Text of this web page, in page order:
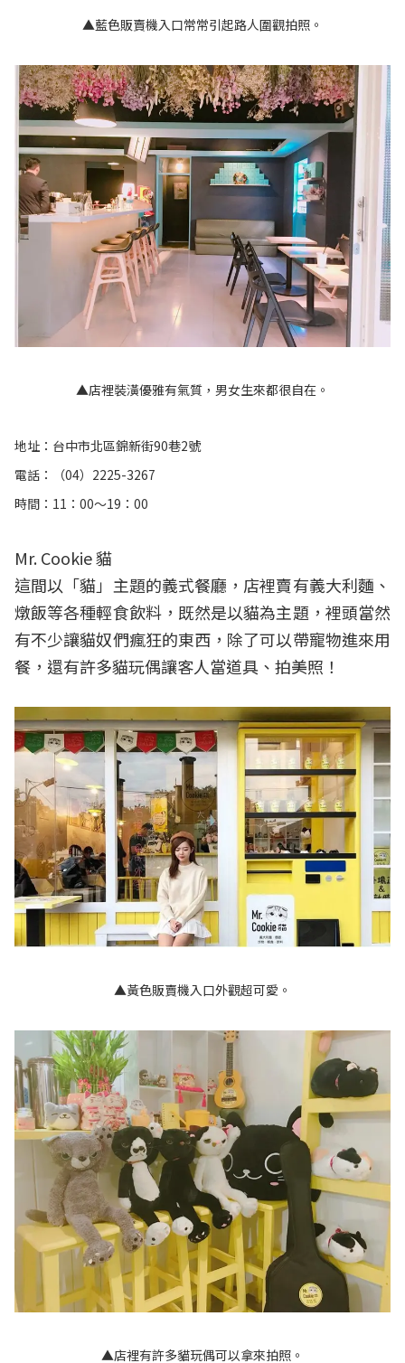
▲藍色販賣機入口常常引起路人圍觀拍照。
▲店裡裝潢優雅有氣質，男女生來都很自在。
地址：台中市北區錦新街90巷2號
電話：（04）2225-3267
時間：11：00～19：00
Mr. Cookie 貓
這間以「貓」主題的義式餐廳，店裡賣有義大利麵、
燉飯等各種輕食飲料，既然是以貓為主題，裡頭當然
有不少讓貓奴們瘋狂的東西，除了可以帶寵物進來用
餐，還有許多貓玩偶讓客人當道具、拍美照！
▲黃色販賣機入口外觀超可愛。
▲店裡有許多貓玩偶可以拿來拍照。